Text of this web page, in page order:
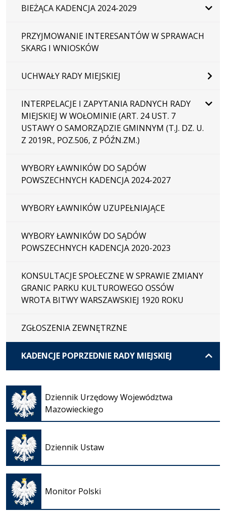
BIEŻĄCA KADENCJA 2024-2029
PRZYJMOWANIE INTERESANTÓW W SPRAWACH
SKARG I WNIOSKÓW
UCHWAŁY RADY MIEJSKIEJ
INTERPELACJE I ZAPYTANIA RADNYCH RADY
MIEJSKIEJ W WOŁOMINIE (ART. 24 UST. 7
USTAWY O SAMORZĄDZIE GMINNYM (T.J. DZ. U.
Z 2019R., POZ.506, Z PÓŹN.ZM.)
WYBORY ŁAWNIKÓW DO SĄDÓW
POWSZECHNYCH KADENCJA 2024-2027
WYBORY ŁAWNIKÓW UZUPEŁNIAJĄCE
WYBORY ŁAWNIKÓW DO SĄDÓW
POWSZECHNYCH KADENCJA 2020-2023
KONSULTACJE SPOŁECZNE W SPRAWIE ZMIANY
GRANIC PARKU KULTUROWEGO OSSÓW
WROTA BITWY WARSZAWSKIEJ 1920 ROKU
ZGŁOSZENIA ZEWNĘTRZNE
KADENCJE POPRZEDNIE RADY MIEJSKIEJ
Dziennik Urzędowy Województwa
Mazowieckiego
Otwiera
się w
nowej
karcie
Dziennik Ustaw
Otwiera
się w
nowej
karcie
Monitor Polski
Otwiera
się w
nowej
karcie